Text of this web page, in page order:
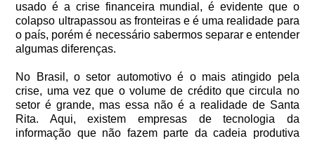
usado é a crise financeira mundial, é evidente que o
colapso ultrapassou as fronteiras e é uma realidade para
o país, porém é necessário sabermos separar e entender
algumas diferenças.
No Brasil, o setor automotivo é o mais atingido pela
crise, uma vez que o volume de crédito que circula no
setor é grande, mas essa não é a realidade de Santa
Rita. Aqui, existem empresas de tecnologia da
informação que não fazem parte da cadeia produtiva